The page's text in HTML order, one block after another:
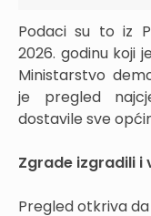
Podaci su to iz
2026. godinu koji
Ministarstvo
je pregled
dostavile sve
Zgrade izgradili i
Pregled otkriva